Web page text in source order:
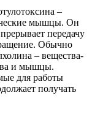
–
мышцы. Он
передачу
Обычно
– вещества-
и мышцы.
для работы
получать